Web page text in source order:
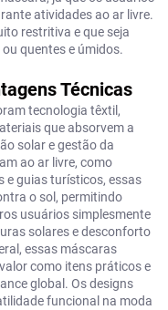
atividades ao ar livre.
restritiva e que seja
quentes e úmidos.
Técnicas
tecnologia têxtil,
que absorvem a
solar e gestão da
ao ar livre, como
e guias turísticos, essas
o sol, permitindo
usuários simplesmente
solares e desconforto
essas máscaras
como itens práticos e
global. Os designs
funcional na moda